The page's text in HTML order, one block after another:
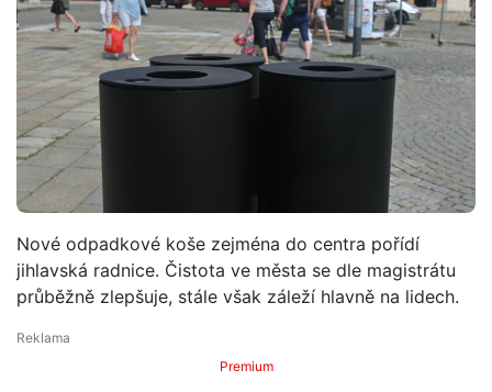
Nové odpadkové koše zejména do centra pořídí
jihlavská radnice. Čistota ve města se dle magistrátu
průběžně zlepšuje, stále však záleží hlavně na lidech.
Premium